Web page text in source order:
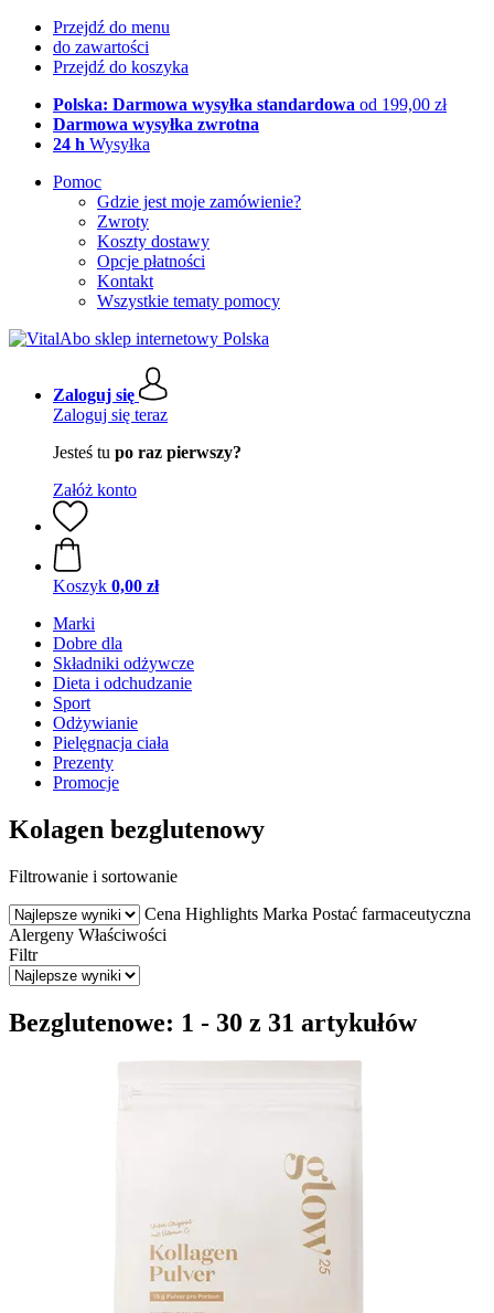
Przejdź do menu
do zawartości
Przejdź do koszyka
Polska: Darmowa wysyłka standardowa od 199,00 zł
Darmowa wysyłka zwrotna
24 h Wysyłka
Pomoc
Gdzie jest moje zamówienie?
Zwroty
Koszty dostawy
Opcje płatności
Kontakt
Wszystkie tematy pomocy
Zaloguj się
Zaloguj się teraz
Jesteś tu po raz pierwszy?
Załóż konto
Koszyk 0,00 zł
Marki
Dobre dla
Składniki odżywcze
Dieta i odchudzanie
Sport
Odżywianie
Pielęgnacja ciała
Prezenty
Promocje
Kolagen bezglutenowy
Filtrowanie i sortowanie
Cena Highlights Marka Postać farmaceutyczna
Alergeny Właściwości
Filtr
Bezglutenowe: 1 - 30 z 31 artykułów